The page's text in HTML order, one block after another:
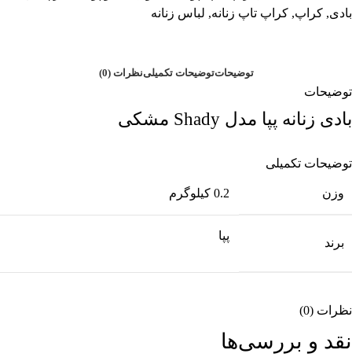
بادی, کراپ, کراپ تاپ زنانه, لباس زنانه
توضیحاتتوضیحات تکمیلینظرات (0)
توضیحات
بادی زنانه پپا مدل Shady مشکی
توضیحات تکمیلی
وزن 0.2 کیلوگرم
برند
پپا
نظرات (0)
نقد و بررسی‌ها